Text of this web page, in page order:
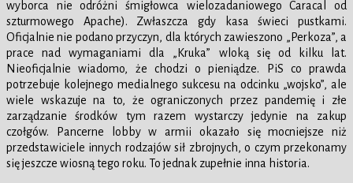
wyborca nie odróżni śmigłowca wielozadaniowego Caracal od
szturmowego Apache). Zwłaszcza gdy kasa świeci pustkami.
Oficjalnie nie podano przyczyn, dla których zawieszono „Perkoza”, a
prace nad wymaganiami dla „Kruka” wloką się od kilku lat.
Nieoficjalnie wiadomo, że chodzi o pieniądze. PiS co prawda
potrzebuje kolejnego medialnego sukcesu na odcinku „wojsko”, ale
wiele wskazuje na to, że ograniczonych przez pandemię i złe
zarządzanie środków tym razem wystarczy jedynie na zakup
czołgów. Pancerne lobby w armii okazało się mocniejsze niż
przedstawiciele innych rodzajów sił zbrojnych, o czym przekonamy
się jeszcze wiosną tego roku. To jednak zupełnie inna historia.